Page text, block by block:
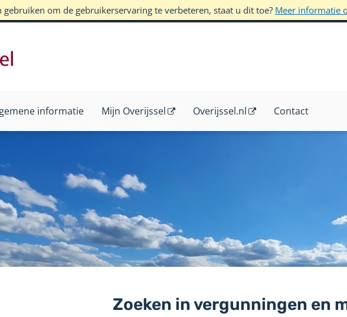
om de gebruikerservaring te verbeteren, staat u dit toe? Meer informatie
informatie Mijn Overijssel Overijssel.nl Contact
Zoeken in vergunningen en